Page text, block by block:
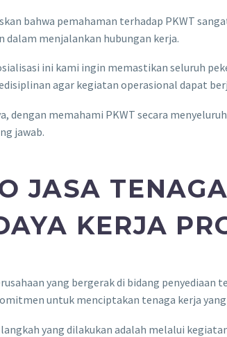
bahwa pemahaman terhadap PKWT
dalam menjalankan hubungan kerja.
ini kami ingin memastikan seluruh
agar kegiatan operasional dapat
dengan memahami PKWT secara
jawab.
JASA
KERJA
yang bergerak di bidang penyediaan
untuk menciptakan tenaga kerja
yang dilakukan adalah melalui